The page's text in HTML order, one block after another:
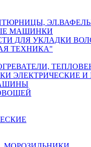
МАШИНКИ
ДЛЯ УКЛАДКИ
ТЕХНИКА"
ЭЛЕКТРИЧЕСКИЕ И